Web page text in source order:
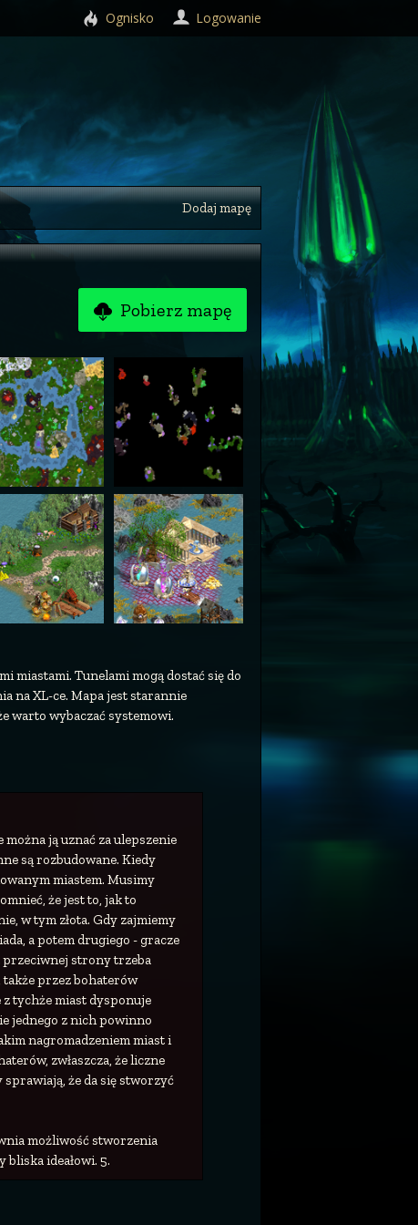
Dodaj mapę
Pobierz mapę
miastami. Tunelami mogą dostać się do
na XL-ce. Mapa jest starannie
warto wybaczać systemowi.
ją uznać za ulepszenie
są rozbudowane. Kiedy
miastem. Musimy
że jest to, jak to
w tym złota. Gdy zajmiemy
a potem drugiego - gracze
przeciwnej strony trzeba
także przez bohaterów
tychże miast dysponuje
jednego z nich powinno
nagromadzeniem miast i
zwłaszcza, że liczne
że da się stworzyć
możliwość stworzenia
bliska ideałowi. 5.
Ognisko Logowanie